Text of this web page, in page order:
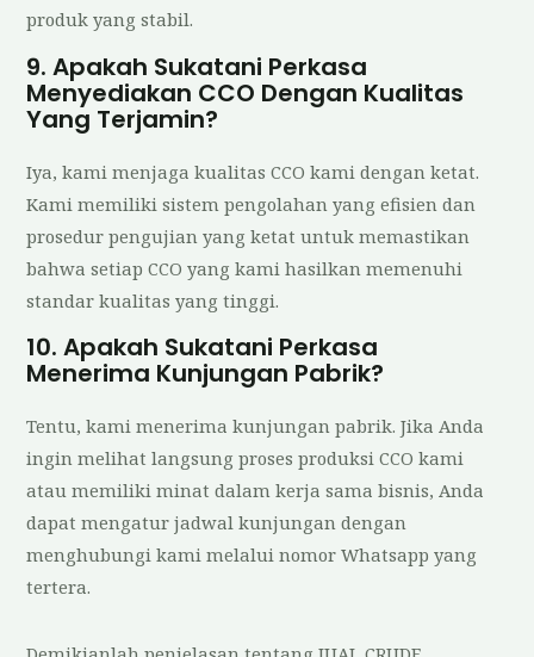
produk yang stabil.
9. Apakah Sukatani Perkasa
Menyediakan CCO Dengan Kualitas
Yang Terjamin?
Iya, kami menjaga kualitas CCO kami dengan ketat.
Kami memiliki sistem pengolahan yang efisien dan
prosedur pengujian yang ketat untuk memastikan
bahwa setiap CCO yang kami hasilkan memenuhi
standar kualitas yang tinggi.
10. Apakah Sukatani Perkasa
Menerima Kunjungan Pabrik?
Tentu, kami menerima kunjungan pabrik. Jika Anda
ingin melihat langsung proses produksi CCO kami
atau memiliki minat dalam kerja sama bisnis, Anda
dapat mengatur jadwal kunjungan dengan
menghubungi kami melalui nomor Whatsapp yang
tertera.